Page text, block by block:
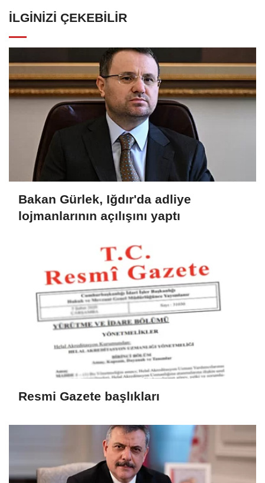
İLGINIZI ÇEKEBILIR
Bakan Gürlek, Iğdır'da adliye
lojmanlarının açılışını yaptı
Resmi Gazete başlıkları